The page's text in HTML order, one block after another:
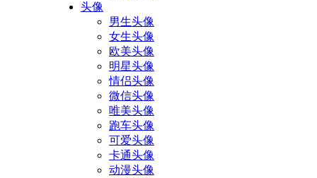
头像
男生头像
女生头像
欧美头像
明星头像
情侣头像
微信头像
唯美头像
跑车头像
可爱头像
卡通头像
动漫头像